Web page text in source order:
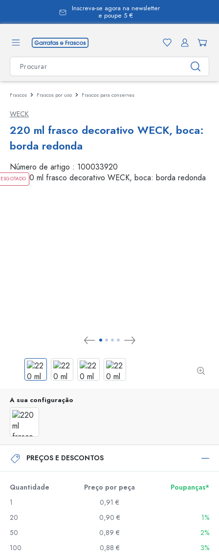
Inscreva-se agora na newsletter
e poupe 5 €
Frascos Frascos por uso Frascos para conservas
WECK
220 ml frasco decorativo WECK, boca:
borda redonda
Número de artigo : 100033920
ESGOTADO
A sua configuração
PREÇOS E DESCONTOS
Quantidade Preço por peça
Poupanças*
1
0,91 €
20
0,90 €
1%
50
0,89 €
2%
100
0,88 €
3%